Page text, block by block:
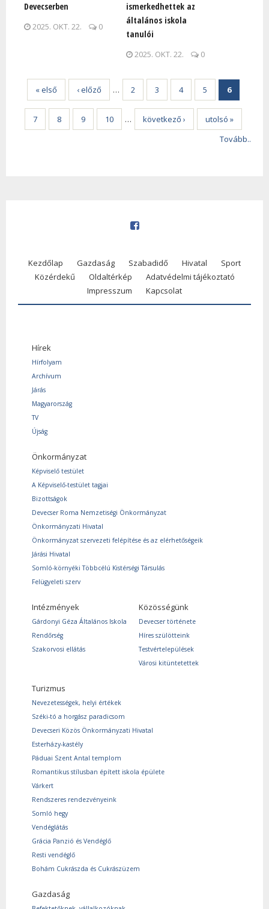
Devecserben
2025. OKT. 22. 0
ismerkedhettek az
általános iskola
tanulói
2025. OKT. 22. 0
« első ‹ előző … 2 3 4 5 6
7 8 9 10 … következő ›
utolsó »
Tovább..
Kezdőlap Gazdaság Szabadidő Hivatal
Sport
Közérdekű
Oldaltérkép
Adatvédelmi tájékoztató
Impresszum
Kapcsolat
Hírek
Hírfolyam
Archívum
Járás
Magyarország
TV
Újság
Önkormányzat
Képviselő testület
A Képviselő-testület tagjai
Bizottságok
Devecser Roma Nemzetiségi Önkormányzat
Önkormányzati Hivatal
Önkormányzat szervezeti felépítése és az elérhetőségeik
Járási Hivatal
Somló-környéki Többcélú Kistérségi Társulás
Felügyeleti szerv
Intézmények
Gárdonyi Géza Általános Iskola
Rendőrség
Szakorvosi ellátás
Közösségünk
Devecser története
Híres szülötteink
Testvértelepülések
Városi kitüntetettek
Turizmus
Nevezetességek, helyi értékek
Széki-tó a horgász paradicsom
Devecseri Közös Önkormányzati Hivatal
Esterházy-kastély
Páduai Szent Antal templom
Romantikus stílusban épített iskola épülete
Várkert
Rendszeres rendezvényeink
Somló hegy
Vendéglátás
Grácia Panzió és Vendéglő
Resti vendéglő
Bohám Cukrászda és Cukrászüzem
Gazdaság